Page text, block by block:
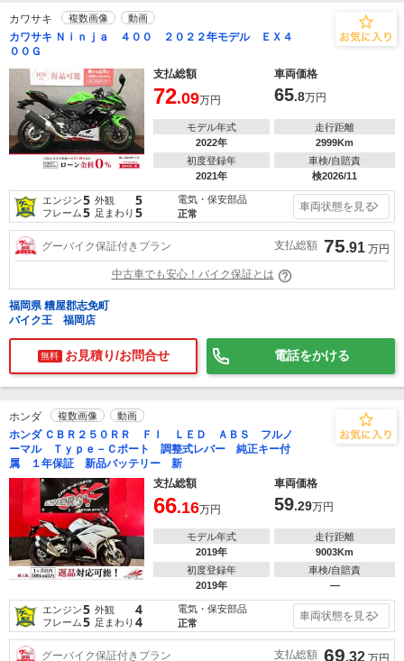
カワサキ 複数画像 動画
カワサキ Ｎｉｎｊａ ４００ ２０２２年モデル ＥＸ４
００Ｇ
支払総額
車両価格
72.09万円 65.8万円
モデル年式
2022年
走行距離
2999Km
初度登録年
2021年
車検/自賠責
検2026/11
エンジン5 外観 5
フレーム5 足まわり 5
電気・保安部品
正常
車両状態を見る
グーバイク保証付きプラン 支払総額 75.91 万円
中古車でも安心！バイク保証とは
福岡県 糟屋郡志免町
バイク王 福岡店
無料 お見積り/お問合せ 電話をかける
ホンダ 複数画像 動画
ホンダ ＣＢＲ２５０ＲＲ ＦＩ ＬＥＤ ＡＢＳ フルノ
ーマル Ｔｙｐｅ－Ｃポート 調整式レバー 純正キー付
属 １年保証 新品バッテリー 新
支払総額
車両価格
66.16万円 59.29万円
モデル年式
2019年
走行距離
9003Km
初度登録年
2019年
車検/自賠責
―
エンジン5 外観 4
フレーム5 足まわり 4
電気・保安部品
正常
車両状態を見る
グーバイク保証付きプラン 支払総額 69.32 万円